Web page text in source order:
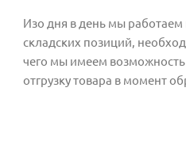
Изо дня в день мы
складских позиций,
чего мы имеем
отгрузку товара в момент